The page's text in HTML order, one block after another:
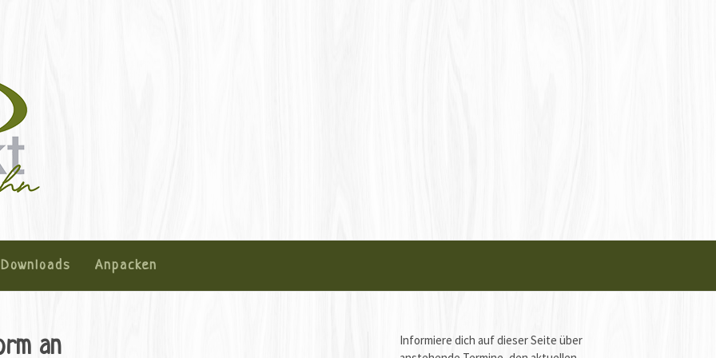
Downloads Anpacken
an
Informiere dich auf dieser Seite über